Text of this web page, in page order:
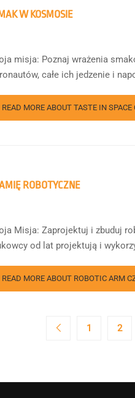
W KOSMOSIE
misja: Poznaj wrażenia
całe ich jedzenie i
READ MORE ABOUT TASTE IN SPACE
ROBOTYCZNE
Misja: Zaprojektuj i zbuduj
od lat projektują i
READ MORE ABOUT ROBOTIC ARM
1 2